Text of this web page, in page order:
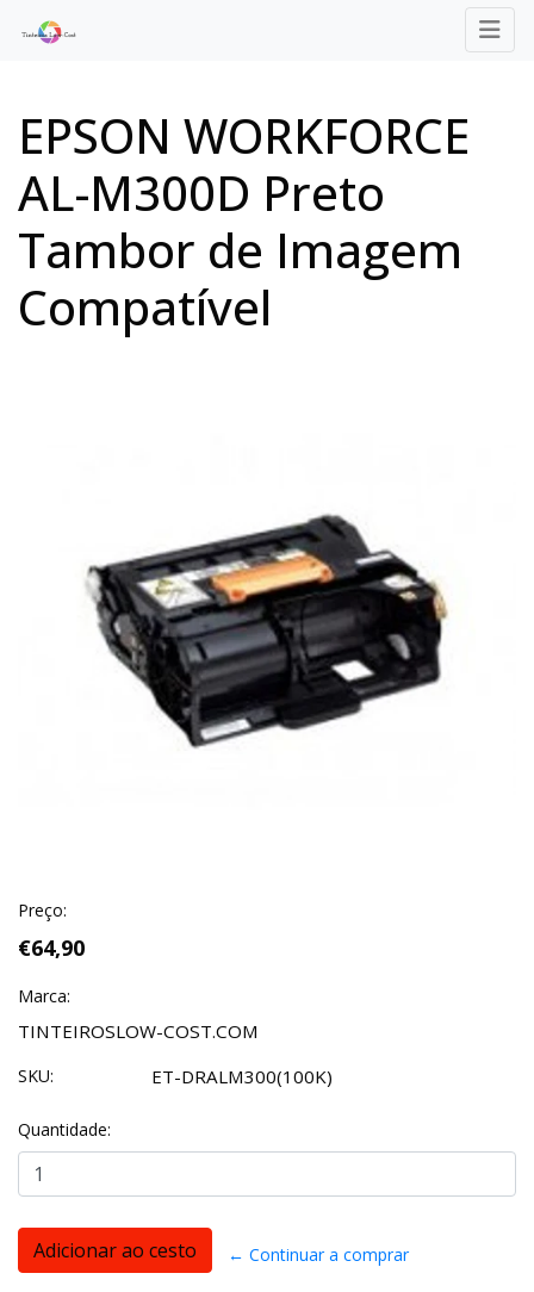
EPSON WORKFORCE
AL-M300D Preto
Tambor de Imagem
Compatível
Preço:
€64,90
Marca:
TINTEIROSLOW-COST.COM
SKU: ET-DRALM300(100K)
Quantidade:
← Continuar a comprar